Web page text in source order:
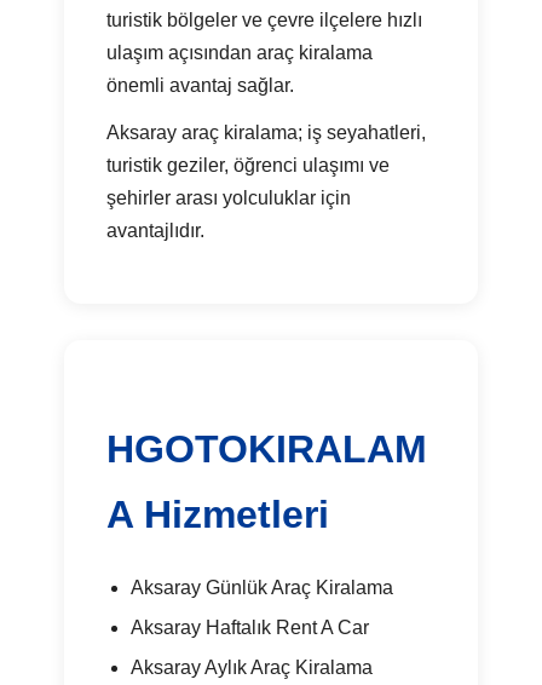
turistik bölgeler ve çevre ilçelere hızlı
ulaşım açısından araç kiralama
önemli avantaj sağlar.
Aksaray araç kiralama; iş seyahatleri,
turistik geziler, öğrenci ulaşımı ve
şehirler arası yolculuklar için
avantajlıdır.
HGOTOKIRALAM
A Hizmetleri
Aksaray Günlük Araç Kiralama
Aksaray Haftalık Rent A Car
Aksaray Aylık Araç Kiralama